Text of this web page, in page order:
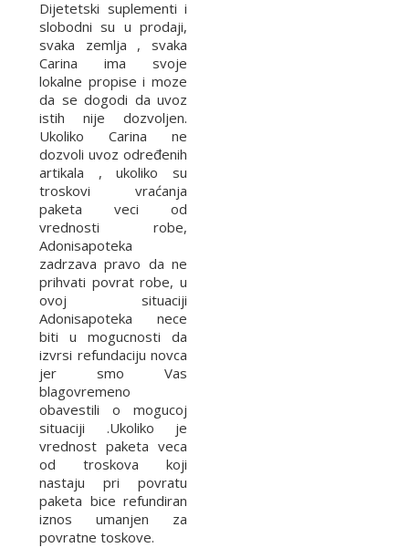
Dijetetski suplementi i
slobodni su u prodaji,
svaka zemlja , svaka
Carina ima svoje
lokalne propise i moze
da se dogodi da uvoz
istih nije dozvoljen.
Ukoliko Carina ne
dozvoli uvoz određenih
artikala , ukoliko su
troskovi vraćanja
paketa veci od
vrednosti robe,
Adonisapoteka
zadrzava pravo da ne
prihvati povrat robe, u
ovoj situaciji
Adonisapoteka nece
biti u mogucnosti da
izvrsi refundaciju novca
jer smo Vas
blagovremeno
obavestili o mogucoj
situaciji .Ukoliko je
vrednost paketa veca
od troskova koji
nastaju pri povratu
paketa bice refundiran
iznos umanjen za
povratne toskove.